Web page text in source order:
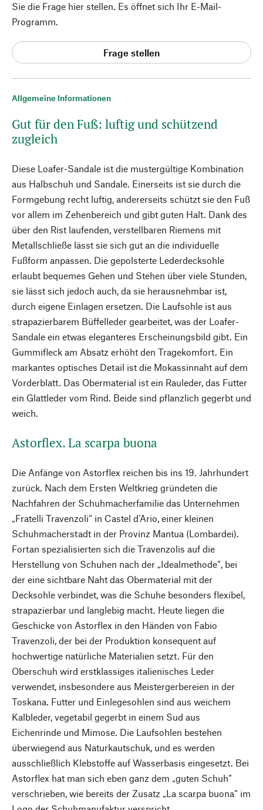
Allgemeine Informationen
Gut für den Fuß: luftig und schützend
zugleich
Diese Loafer-Sandale ist die mustergültige Kombination
aus Halbschuh und Sandale. Einerseits ist sie durch die
Formgebung recht luftig, andererseits schützt sie den Fuß
vor allem im Zehenbereich und gibt guten Halt. Dank des
über den Rist laufenden, verstellbaren Riemens mit
Metallschließe lässt sie sich gut an die individuelle
Fußform anpassen. Die gepolsterte Lederdecksohle
erlaubt bequemes Gehen und Stehen über viele Stunden,
sie lässt sich jedoch auch, da sie herausnehmbar ist,
durch eigene Einlagen ersetzen. Die Laufsohle ist aus
strapazierbarem Büffelleder gearbeitet, was der Loafer-
Sandale ein etwas eleganteres Erscheinungsbild gibt. Ein
Gummifleck am Absatz erhöht den Tragekomfort. Ein
markantes optisches Detail ist die Mokassinnaht auf dem
Vorderblatt. Das Obermaterial ist ein Rauleder, das Futter
ein Glattleder vom Rind. Beide sind pflanzlich gegerbt und
weich.
Astorflex. La scarpa buona
Die Anfänge von Astorflex reichen bis ins 19. Jahrhundert
zurück. Nach dem Ersten Weltkrieg gründeten die
Nachfahren der Schuhmacher­familie das Unternehmen
„Fratelli Travenzoli“ in Castel d’Ario, einer kleinen
Schuhmacherstadt in der Provinz Mantua (Lombardei).
Fortan spezialisierten sich die Travenzolis auf die
Herstellung von Schuhen nach der „Idealmethode“, bei
der eine sichtbare Naht das Obermaterial mit der
Decksohle verbindet, was die Schuhe besonders flexibel,
strapazierbar und langlebig macht. Heute liegen die
Geschicke von Astorflex in den Händen von Fabio
Travenzoli, der bei der Produktion konsequent auf
hochwertige natürliche Materialien setzt. Für den
Oberschuh wird erstklassiges italienisches Leder
verwendet, insbesondere aus Meistergerbereien in der
Toskana. Futter und Einlegesohlen sind aus weichem
Kalbleder, vegetabil gegerbt in einem Sud aus
Eichenrinde und Mimose. Die Laufsohlen bestehen
überwiegend aus Naturkautschuk, und es werden
ausschließlich Klebstoffe auf Wasserbasis eingesetzt. Bei
Astorflex hat man sich eben ganz dem „guten Schuh“
verschrieben, wie bereits der Zusatz „La scarpa buona“ im
Sie die Frage hier stellen. Es öffnet sich Ihr E-Mail-
Programm.
Frage stellen